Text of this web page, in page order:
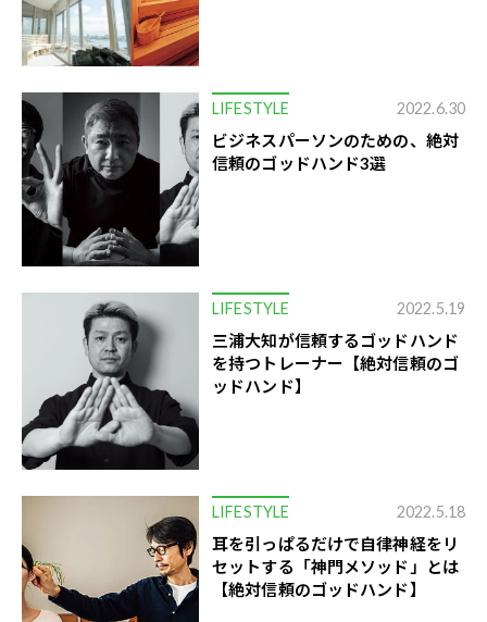
LIFESTYLE 2022.6.30
ビジネスパーソンのための、絶対
信頼のゴッドハンド3選
LIFESTYLE 2022.5.19
三浦大知が信頼するゴッドハンド
を持つトレーナー【絶対信頼のゴ
ッドハンド】
LIFESTYLE 2022.5.18
耳を引っぱるだけで自律神経をリ
セットする「神門メソッド」とは
【絶対信頼のゴッドハンド】